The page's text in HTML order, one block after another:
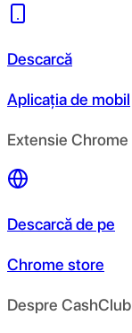
Descarcă
Aplicația de mobil
Extensie Chrome
Descarcă de pe
Chrome store
Despre CashClub